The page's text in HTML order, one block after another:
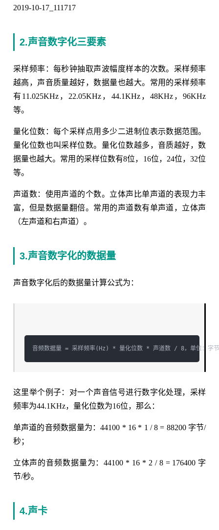
2019-10-17_111717
2.声音数字化三要素
采样频率：每秒钟抽取声波幅度样本的次数。采样频率
越高，声音质量越好，数据量也越大。常用的采样频率
有11.025KHz，22.05KHz，44.1KHz，48KHz，96KHz
等。
量化位数：每个采样点用多少二进制位表示数据范围。
量化位数也叫采样位数。量化位数越多，音质越好，数
据量也越大。常用的采样位数有8位，16位，24位，32位
等。
声道数：使用声道的个数。立体声比单声道的表现力丰
富，但是数据量翻倍。常用的声道数有单声道，立体声
（左声道和右声道）。
3.声音数字化的数据量
声音数字化后的数据量计算公式为：
这里举个例子：对一个声音信号进行数字化处理，采样
频率为44.1KHz，量化位数为16位，那么：
单声道的音频数据量为：44100 * 16 * 1 / 8 = 88200 字节/
秒；
立体声的音频数据量为：44100 * 16 * 2 / 8 = 176400 字
节/秒。
4.声卡